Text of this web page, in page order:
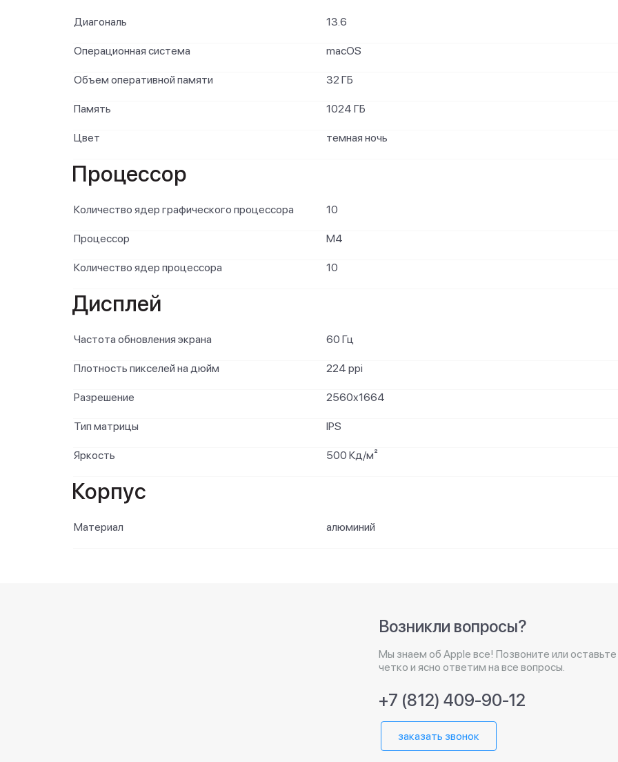
Диагональ 13.6
Операционная система macOS
Объем оперативной памяти 32 ГБ
Память 1024 ГБ
Цвет темная ночь
Процессор
Количество ядер графического процессора 10
Процессор M4
Количество ядер процессора 10
Дисплей
Частота обновления экрана 60 Гц
Плотность пикселей на дюйм 224 ppi
Разрешение 2560x1664
Тип матрицы IPS
Яркость 500 Кд/м²
Корпус
Материал алюминий
Возникли вопросы?
Мы знаем об Apple все! Позвоните или
четко и ясно ответим на все вопросы.
+7 (812) 409-90-12
заказать звонок